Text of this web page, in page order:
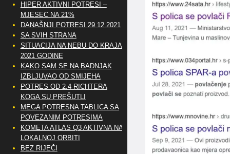
HIPER AKTIVNI POTRESI –
MJESEC NA 21%
DANAŠNJI POTRESI 29.12.2021
SA SVIH STRANA
SITUACIJA NA NEBU DO KRAJA
2021 GODINE
KAKO SAM SE NA BADNJAK
IZBLJUVAO OD SMIJEHA
POTRES OD 2.4 RICHTERA
KOGA SU PREŠUTLI
MEGA POTRESNA TABLICA SA
POVEZANIM POTRESIMA
KOMETA ATLAS Q3 AKTIVNA NA
LOKALNOJ ORBITI
BEZ RIJEČI